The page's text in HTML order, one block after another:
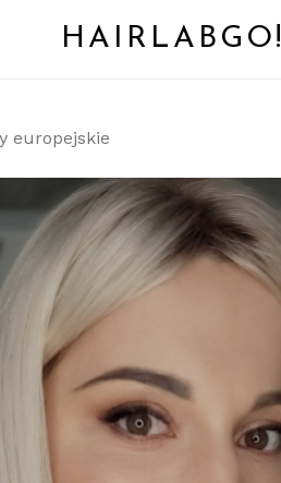
HAIRLABGO!
europejskie